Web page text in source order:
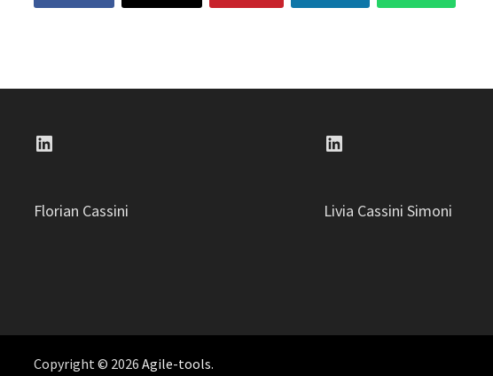
LinkedIn
Florian Cassini
LinkedIn
Livia Cassini Simoni
Copyright © 2026Agile-tools.